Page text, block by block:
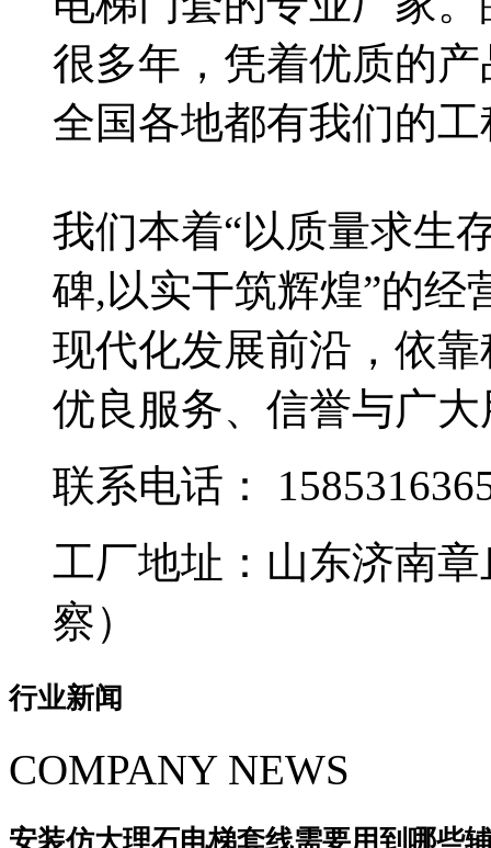
很多年，凭着优质的
全国各地都有我们的
我们本着“以质量求生
碑,以实干筑辉煌”的经
现代化发展前沿，依
优良服务、信誉与广
联系电话：
工厂地址：山东济南
察）
行业新闻
COMPANY NEWS
安装仿大理石电梯套线需要用到哪些